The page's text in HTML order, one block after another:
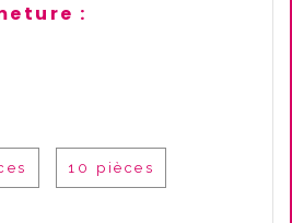
:
10 pièces